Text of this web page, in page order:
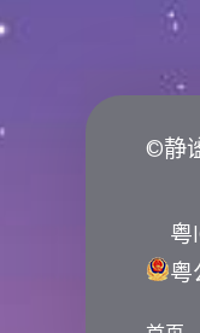
©静